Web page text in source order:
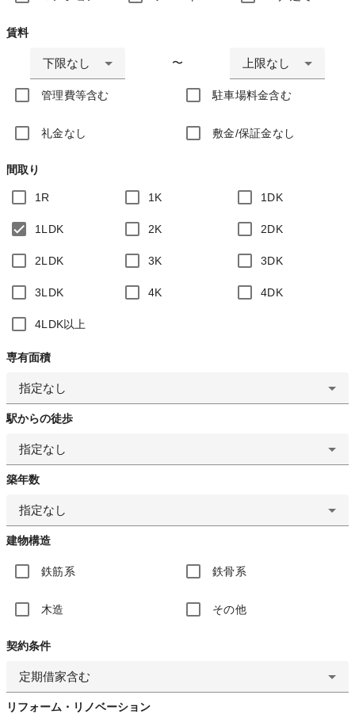
賃料
下限なし 〜 上限なし
管理費等含む 駐車場料金含む
礼金なし 敷金/保証金なし
間取り
1R 1K 1DK
1LDK 2K 2DK
2LDK 3K 3DK
3LDK 4K 4DK
4LDK以上
専有面積
指定なし
駅からの徒歩
指定なし
築年数
指定なし
建物構造
鉄筋系 鉄骨系
木造 その他
契約条件
定期借家含む
リフォーム・リノベーション